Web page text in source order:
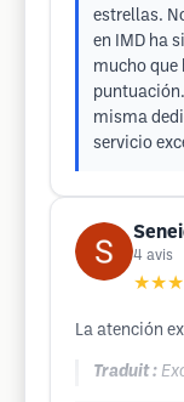
estrellas.
en IMD ha
mucho que
misma
servicio
4 avis
La atención
Traduit :